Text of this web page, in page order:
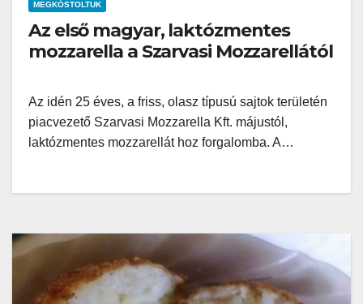
MEGKÓSTOLTUK
Az első magyar, laktózmentes
mozzarella a Szarvasi Mozzarellától
Az idén 25 éves, a friss, olasz típusú sajtok területén
piacvezető Szarvasi Mozzarella Kft. májustól,
laktózmentes mozzarellát hoz forgalomba. A…